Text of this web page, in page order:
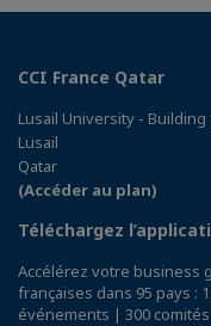
CCI France Qatar
Lusail University - Building
Lusail
Qatar
(Accéder au plan)
Téléchargez
Accélérez votre business
françaises dans 95 pays :
événements | 300